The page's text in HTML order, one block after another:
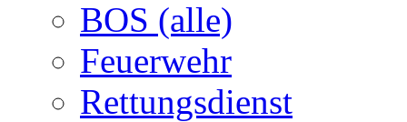
BOS (alle)
Feuerwehr
Rettungsdienst